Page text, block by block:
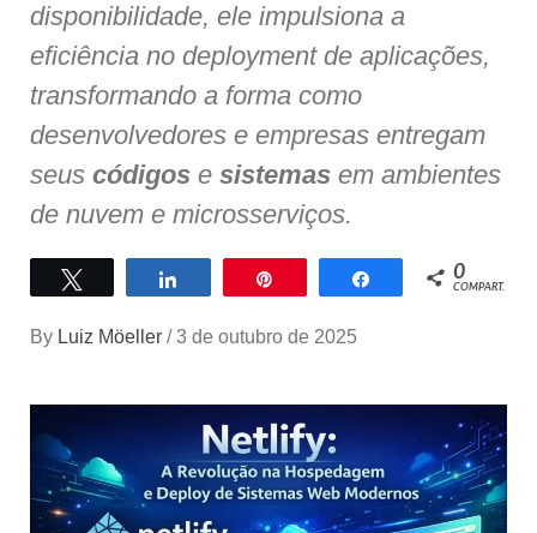
disponibilidade, ele impulsiona a
eficiência no deployment de aplicações,
transformando a forma como
desenvolvedores e empresas entregam
seus códigos e sistemas em ambientes
de nuvem e microsserviços.
Compartilhar Compartilhar
0
COMPART.
By Luiz Möeller / 3 de outubro de 2025